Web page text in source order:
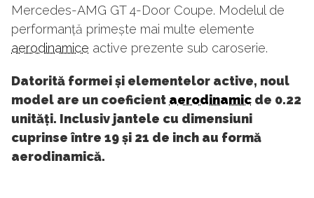
Mercedes-AMG GT 4-Door Coupe. Modelul de
performanță primește mai multe elemente
aerodinamice active prezente sub caroserie.
Datorită formei și elementelor active, noul
model are un coeficient aerodinamic de 0.22
unități. Inclusiv jantele cu dimensiuni
cuprinse între 19 și 21 de inch au formă
aerodinamică.